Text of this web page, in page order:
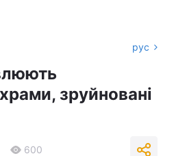
рус
зруйновані
600